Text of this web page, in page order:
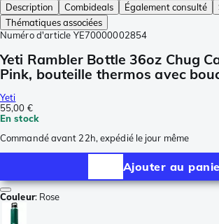
Description
Combideals Également consulté
Thématiques associées
Numéro d'article YE70000002854
Yeti Rambler Bottle 36oz Chug
Pink, bouteille thermos avec
Yeti
55,00 €
En stock
Commandé avant 22h, expédié le jour même
Ajouter au
Couleur: Rose